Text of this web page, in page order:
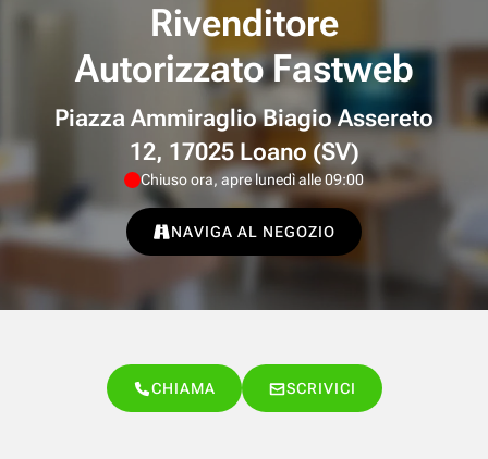
Rivenditore
Autorizzato Fastweb
Piazza Ammiraglio Biagio Assereto
12, 17025 Loano (SV)
Chiuso ora, apre lunedì alle 09:00
NAVIGA AL NEGOZIO
CHIAMA SCRIVICI